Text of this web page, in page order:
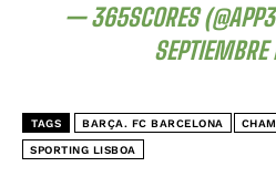
— 365SCORES
SEPTIEMBRE
TAGS BARÇA. FC BARCELONA
SPORTING LISBOA